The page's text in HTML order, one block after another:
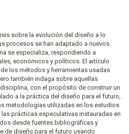
sobre la evolución del diseño a lo
procesos se han adaptado a nuevos
se especializa, respondiendo a
económicos y políticos. El artículo
los métodos y herramientas usadas
también indaga sobre aquellas
con el propósito de construir un
a la práctica del diseño para el futuro,
metodologías utilizadas en los estudios
prácticas especulativas instauradas en
desde fuentes bibliográficas y
de diseño para el futuro usando